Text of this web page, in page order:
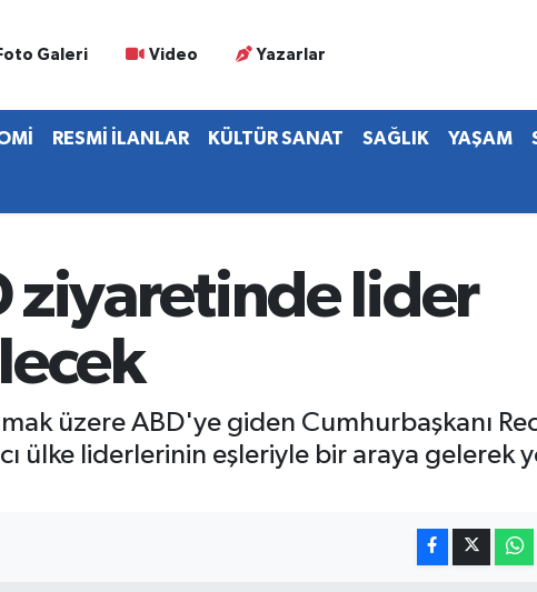
Galeri Video Yazarlar
RESMİ İLANLAR KÜLTÜR SANAT SAĞLIK YAŞAM
ziyaretinde lider
üzere ABD'ye giden Cumhurbaşkanı
ülke liderlerinin eşleriyle bir araya gelerek